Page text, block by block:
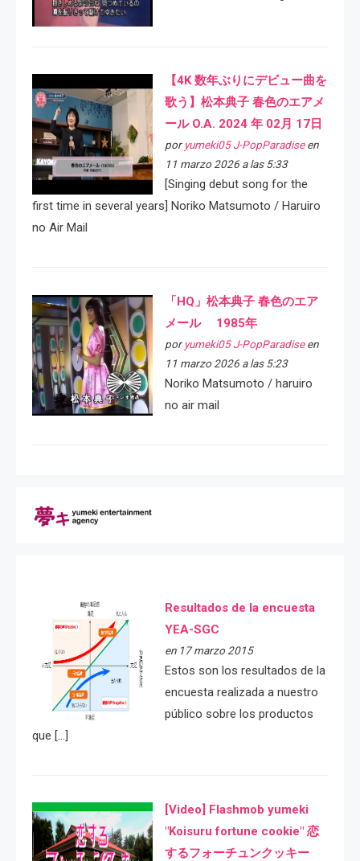
【4K 数年ぶりにデビュー曲を
歌う】松本典子 春色のエアメ
ール O.A. 2024 年 02月 17日
por yumeki05 J-PopParadiseen
11 marzo 2026 a las 5:33
[Singing debut song for the
first time in several years] Noriko Matsumoto / Haruiro
no Air Mail
「HQ」松本典子 春色のエア
メール 1985年
por yumeki05 J-PopParadiseen
11 marzo 2026 a las 5:23
Noriko Matsumoto / haruiro
no air mail
Resultados de la encuesta
YEA-SGC
en 17 marzo 2015
Estos son los resultados de la
encuesta realizada a nuestro
público sobre los productos
que […]
[Video] Flashmob yumeki
"Koisuru fortune cookie" 恋
するフォーチュンクッキー